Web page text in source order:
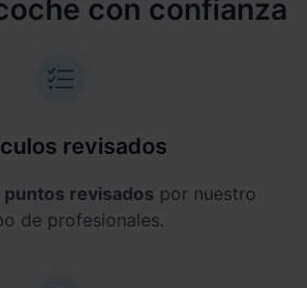
con confianza
revisados
puntos revisados por nuestro
de profesionales.